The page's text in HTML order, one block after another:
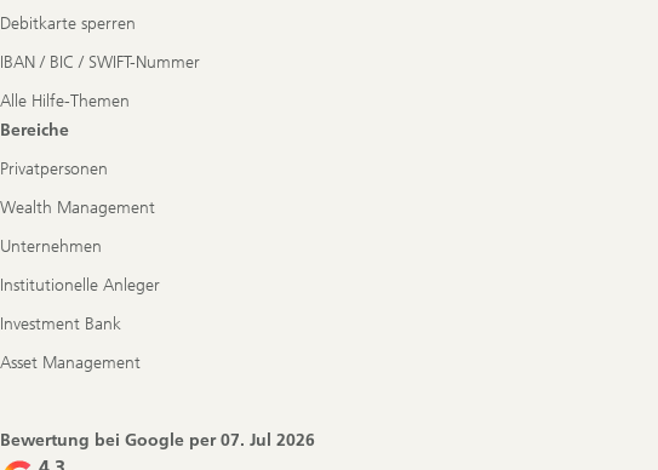
Debitkarte sperren
IBAN / BIC / SWIFT-Nummer
Alle Hilfe-Themen
Bereiche
Privatpersonen
Wealth Management
Unternehmen
Institutionelle Anleger
Investment Bank
Asset Management
Bewertung bei Google per07. Jul 2026